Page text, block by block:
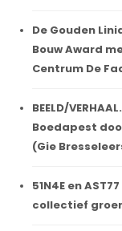
De Gouden
Bouw Award
Centrum De
BEELD/
Boedapest
(Gie
51N4E en
collectief